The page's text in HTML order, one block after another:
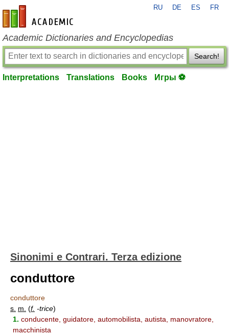
en-academic.com
RU DE ES FR
Academic Dictionaries and Encyclopedias
Search!
Interpretations Translations Books Игры ⚽
Sinonimi e Contrari. Terza edizione
conduttore
conduttore
s. m. (f. -trice)
1. conducente, guidatore, automobilista, autista, manovratore,
macchinista